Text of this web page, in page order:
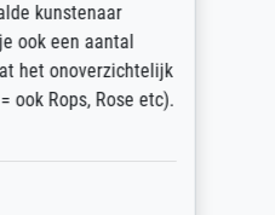
kunstenaar
ook een aantal
het onoverzichtelijk
ook Rops, Rose etc).